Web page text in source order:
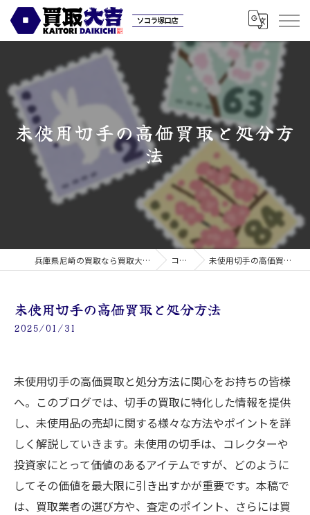
未使用切手の高価買取と処分方
法
兵庫県尼崎の買取なら買取大吉ソコラ塚口店 コラム 未使用切手の高価買取と処分方法
未使用切手の高価買取と処分方法
2025/01/31
未使用切手の高価買取と処分方法に関心をお持ちの皆様
へ。このブログでは、切手の買取に特化した情報を提供
し、未使用品の売却に関する様々な方法やポイントを詳
しく解説していきます。未使用の切手は、コレクターや
投資家にとって価値のあるアイテムですが、どのように
してその価値を最大限に引き出すかが重要です。本稿で
は、買取業者の選び方や、査定のポイント、さらには買